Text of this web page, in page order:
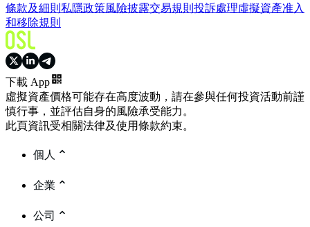
條款及細則 私隱政策風險披露交易規則 投訴處理虛擬資產准入
和移除規則
下載 App
虛擬資產價格可能存在高度波動，請在參與任何投資活動前謹
慎行事，並評估自身的風險承受能力。
此頁資訊受相關法律及使用條款約束。
個人
企業
公司